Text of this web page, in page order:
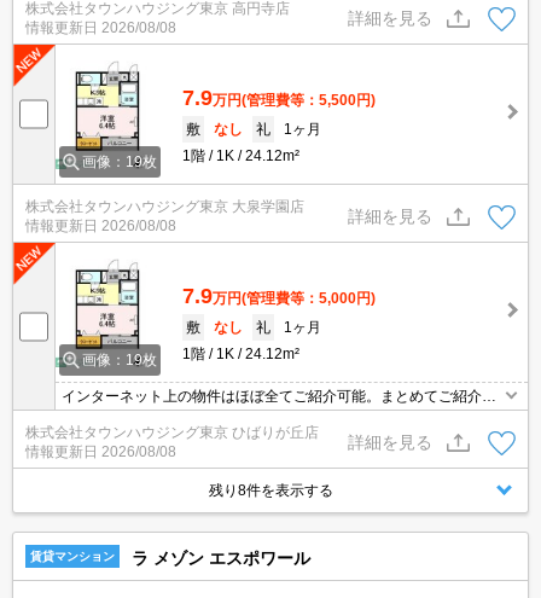
街！！
株式会社タウンハウジング東京 高円寺店
情報更新日 2026/08/08
詳細を見る
画像：19枚
7.9万円(管理費等：5,500円)
敷
なし 礼
1ヶ月
1階
1K 24.12m²
株式会社タウンハウジング東京 大泉学園店
情報更新日 2026/08/08
詳細を見る
画像：19枚
7.9万円(管理費等：5,000円)
敷
なし 礼
1ヶ月
1階
1K 24.12m²
インターネット上の物件はほぼ全てご紹介可能。まとめてご紹介致
します。お気軽にお問合せください。お部屋探しは情報量地域ナン
バー1のタウンハウジングまで。
株式会社タウンハウジング東京 ひばりが丘店
情報更新日 2026/08/08
詳細を見る
残り8件を表示する
賃貸マンション ラ メゾン エスポワール